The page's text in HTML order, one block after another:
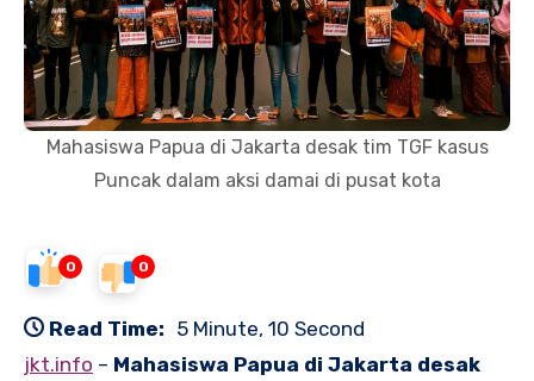
Mahasiswa Papua di Jakarta desak tim TGF kasus
Puncak dalam aksi damai di pusat kota
0 0
Read Time: 5 Minute, 10 Second
jkt.info – Mahasiswa Papua di Jakarta desak